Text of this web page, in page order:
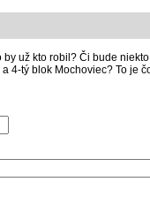
už kto robil? Či bude
4-tý blok Mochoviec? To je